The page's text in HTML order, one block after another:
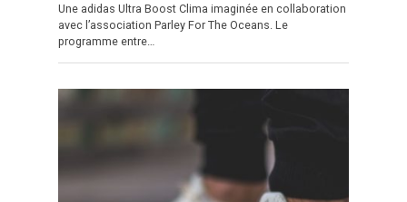
Une adidas Ultra Boost Clima imaginée en collaboration
avec l’association Parley For The Oceans. Le
programme entre…